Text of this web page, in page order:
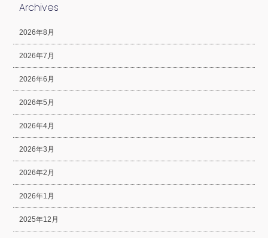
Archives
2026年8月
2026年7月
2026年6月
2026年5月
2026年4月
2026年3月
2026年2月
2026年1月
2025年12月